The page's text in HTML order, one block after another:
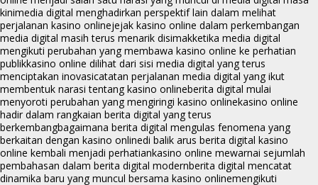
kinimedia digital menghadirkan perspektif lain dalam melihat
perjalanan kasino onlinejejak kasino online dalam perkembangan
media digital masih terus menarik disimakketika media digital
mengikuti perubahan yang membawa kasino online ke perhatian
publikkasino online dilihat dari sisi media digital yang terus
menciptakan inovasicatatan perjalanan media digital yang ikut
membentuk narasi tentang kasino onlineberita digital mulai
menyoroti perubahan yang mengiringi kasino onlinekasino online
hadir dalam rangkaian berita digital yang terus
berkembangbagaimana berita digital mengulas fenomena yang
berkaitan dengan kasino onlinedi balik arus berita digital kasino
online kembali menjadi perhatiankasino online mewarnai sejumlah
pembahasan dalam berita digital modernberita digital mencatat
dinamika baru yang muncul bersama kasino onlinemengikuti